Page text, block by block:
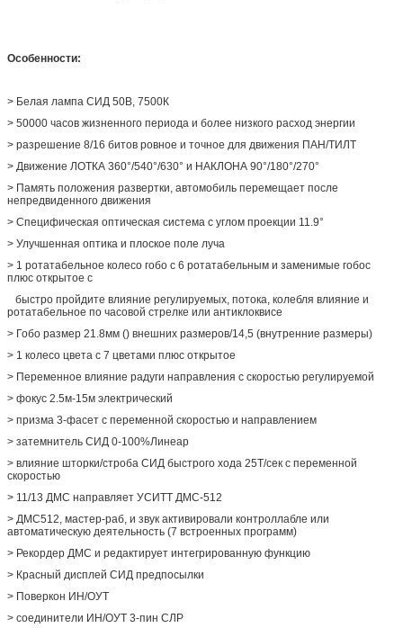
Особенности:
> Белая лампа СИД 50В, 7500К
> 50000 часов жизненного периода и более низкого расход энергии
> разрешение 8/16 битов ровное и точное для движения ПАН/ТИЛТ
> Движение ЛОТКА 360°/540°/630° и НАКЛОНА 90°/180°/270°
> Память положения развертки, автомобиль перемещает после
непредвиденного движения
> Специфическая оптическая система с углом проекции 11.9°
> Улучшенная оптика и плоское поле луча
> 1 ротатабельное колесо гобо с 6 ротатабельным и заменимые гобос
плюс открытое с
быстро пройдите влияние регулируемых, потока, колебля влияние и
ротатабельное по часовой стрелке или антиклоквисе
> Гобо размер 21.8мм () внешних размеров/14,5 (внутренние размеры)
> 1 колесо цвета с 7 цветами плюс открытое
> Переменное влияние радуги направления с скоростью регулируемой
> фокус 2.5м-15м электрический
> призма 3-фасет с переменной скоростью и направлением
> затемнитель СИД 0-100%Линеар
> влияние шторки/строба СИД быстрого хода 25Т/сек с переменной
скоростью
> 11/13 ДМС направляет УСИТТ ДМС-512
> ДМС512, мастер-раб, и звук активировали контроллабле или
автоматическую деятельность (7 встроенных программ)
> Рекордер ДМС и редактирует интегрированную функцию
> Красный дисплей СИД предпосылки
> Поверкон ИН/ОУТ
> соединители ИН/ОУТ 3-пин СЛР